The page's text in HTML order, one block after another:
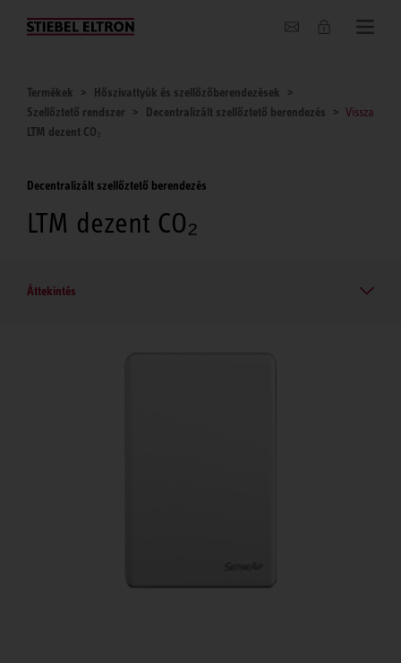
Hírek
Termékek
Hőszivattyúk és szellőzőberendezések
Szellőztető rendszer
Decentralizált szellőztető berendezés
LTM dezent CO₂
Vissza
Decentralizált szellőztető berendezés
LTM dezent CO₂
Áttekintés